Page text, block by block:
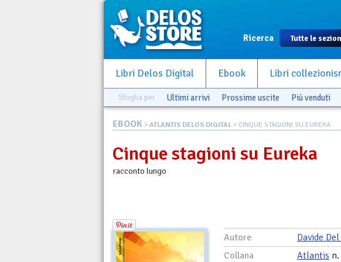
Ricerca
Libri Delos Digital Ebook Libri
Sfoglia per Ultimi arrivi Prossime uscite Più venduti
EBOOK > ATLANTIS DELOS DIGITAL > CINQUE STAGIONI SU EUREKA
Cinque stagioni su Eureka
racconto lungo
Autore
Davide
Collana
Atlantis n.